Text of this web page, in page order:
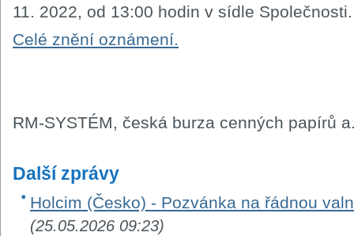
11. 2022, od 13:00 hodin v sídle Společnosti.
Celé znění oznámení.
RM-SYSTÉM, česká burza cenných papírů
Další zprávy
Holcim (Česko) - Pozvánka na řádnou
(25.05.2026 09:23)